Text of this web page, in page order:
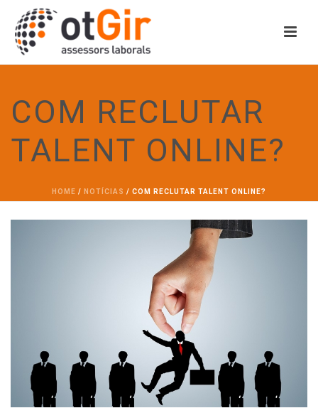
COM RECLUTAR
TALENT ONLINE?
HOME / NOTÍCIAS / COM RECLUTAR TALENT ONLINE?